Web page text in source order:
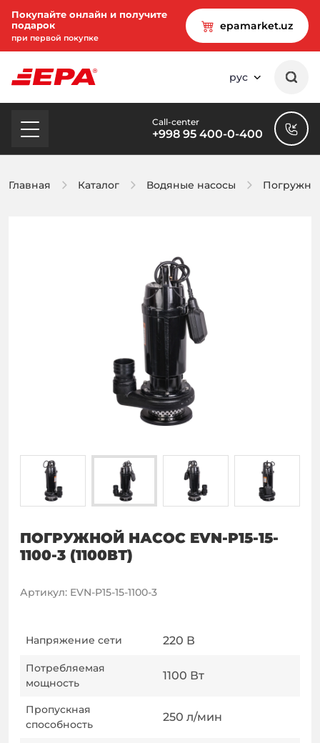
Покупайте онлайн и получите
подарок
при первой покупке
epamarket.uz
рус
Call-center
+998 95 400-0-400
Главная Каталог Водяные насосы
ПОГРУЖНОЙ НАСОС EVN-P15-15-
1100-3 (1100ВТ)
Артикул: EVN-P15-15-1100-3
Напряжение сети 220 В
Потребляемая
мощность
1100 Вт
Пропускная
способность
250 л/мин